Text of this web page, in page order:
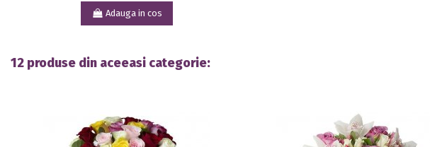
Adauga in cos
12 produse din aceeasi categorie: